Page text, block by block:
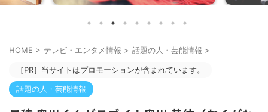
HOME > テレビ・エンタメ情報 > 話題の人・芸能情報 >
［PR］当サイトはプロモーションが含まれています。
話題の人・芸能情報